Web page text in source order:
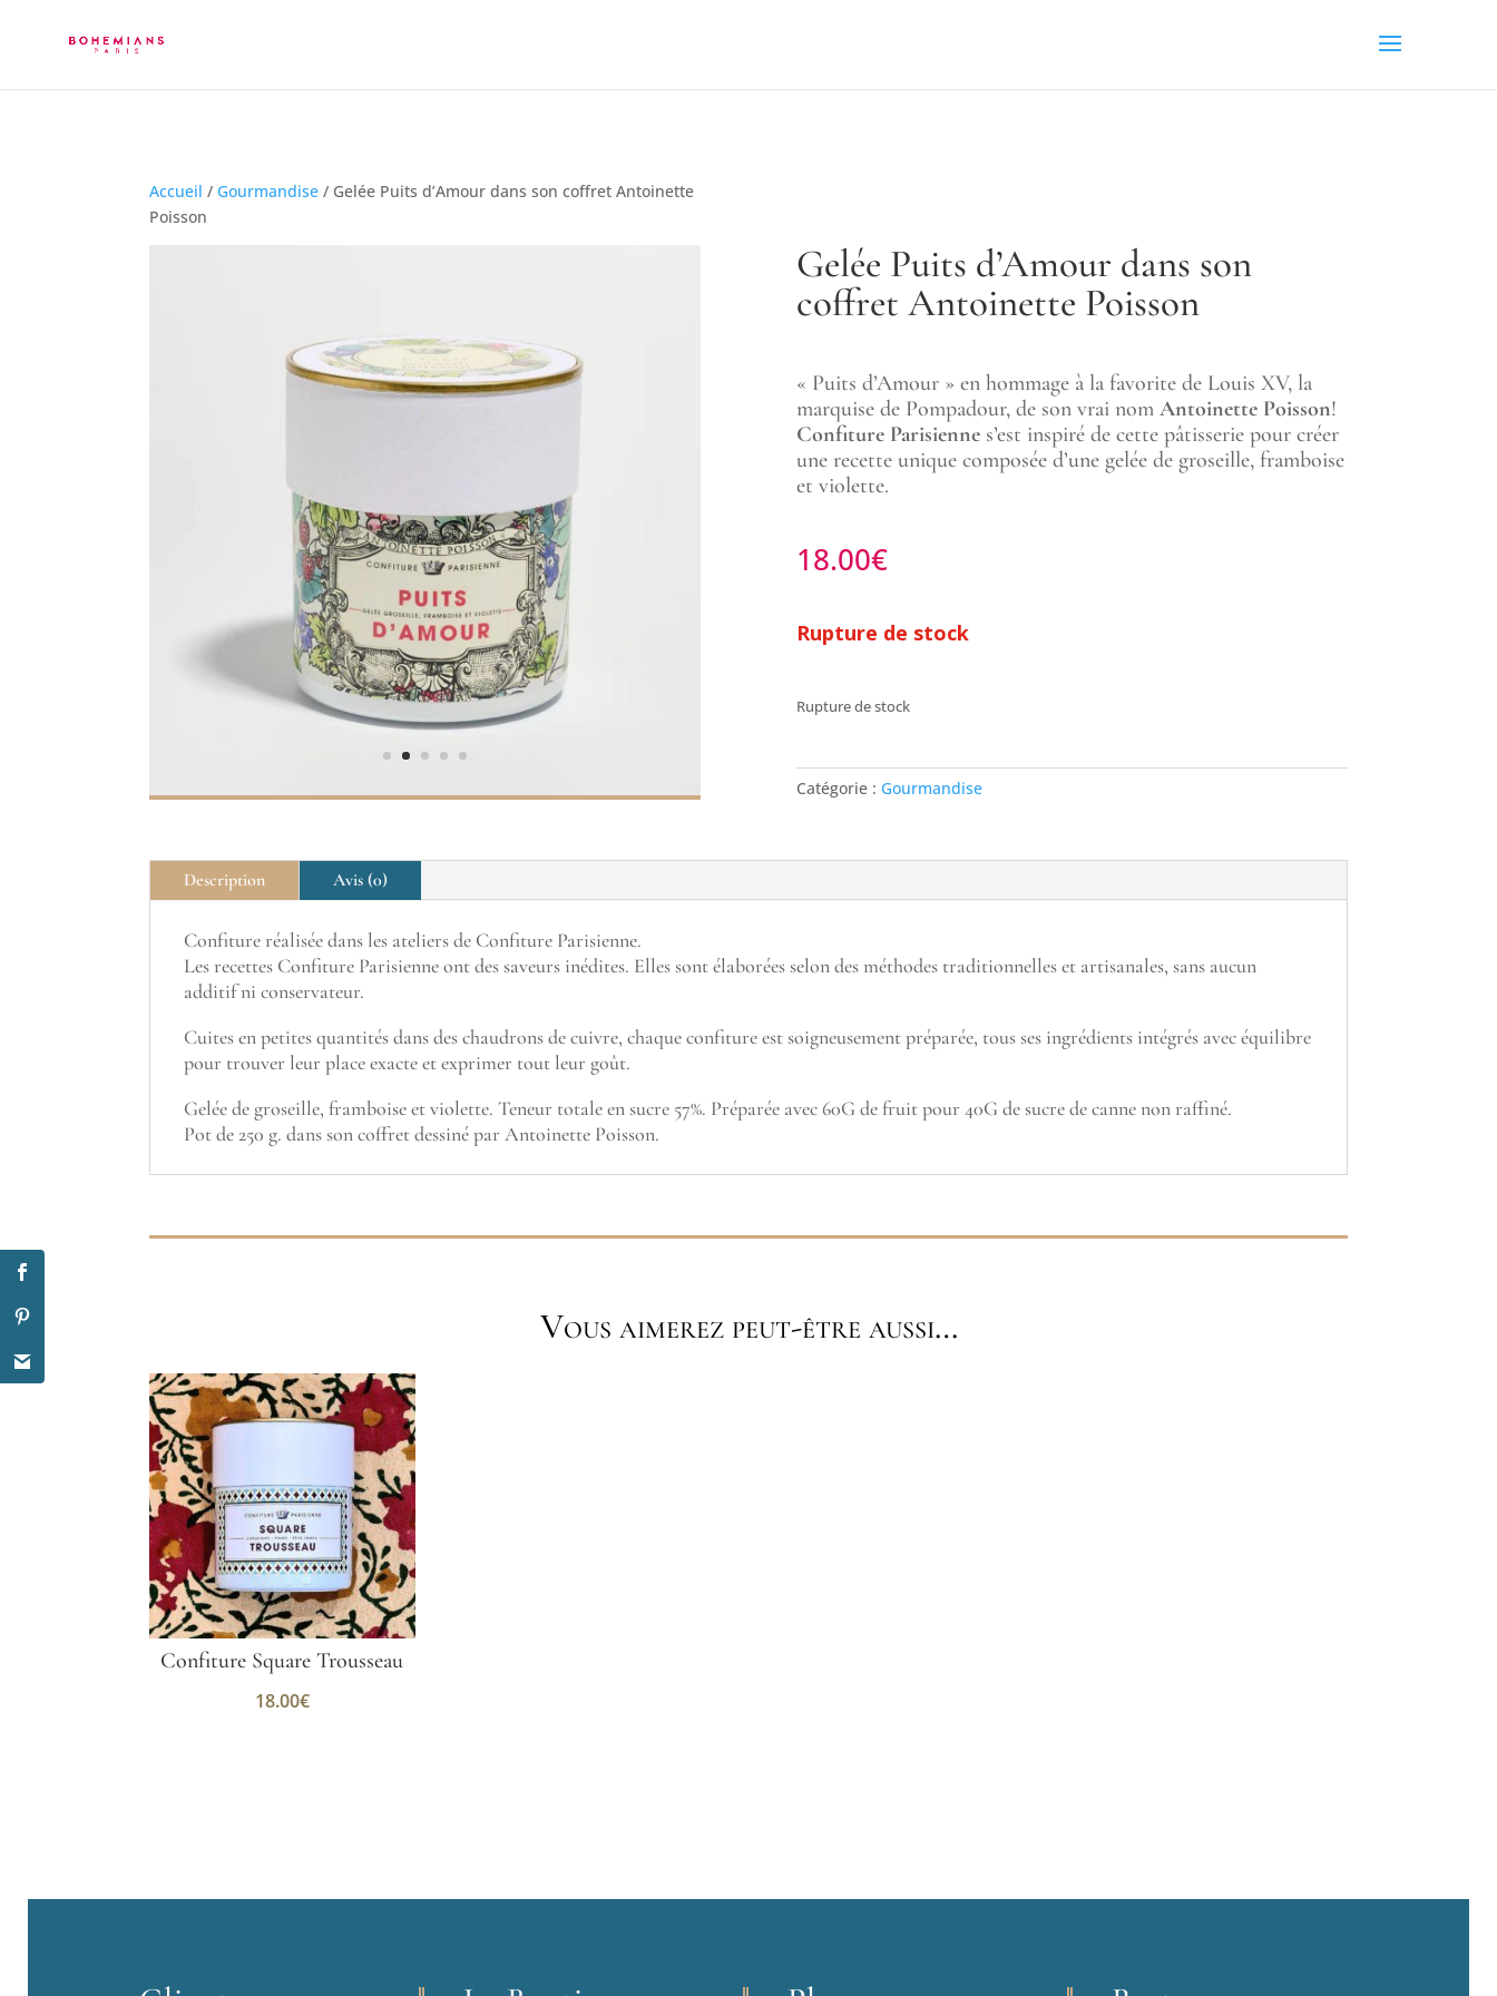
Accueil / Gourmandise / Gelée Puits d’Amour dans son coffret Antoinette
Poisson
Gelée Puits d’Amour dans son
coffret Antoinette Poisson
« Puits d’Amour » en hommage à la favorite de Louis XV, la
marquise de Pompadour, de son vrai nom Antoinette Poisson!
Confiture Parisiennes’est inspiré de cette pâtisserie pour créer
une recette unique composée d’une gelée de groseille, framboise
et violette.
18.00€
Rupture de stock
Rupture de stock
Catégorie : Gourmandise
Description Avis (0)
Confiture réalisée dans les ateliers de Confiture Parisienne.
Les recettes Confiture Parisienne ont des saveurs inédites. Elles sont élaborées selon des méthodes traditionnelles et artisanales, sans aucun
additif ni conservateur.
Cuites en petites quantités dans des chaudrons de cuivre, chaque confiture est soigneusement préparée, tous ses ingrédients intégrés avec équilibre
pour trouver leur place exacte et exprimer tout leur goût.
Gelée de groseille, framboise et violette. Teneur totale en sucre 57%. Préparée avec 60G de fruit pour 40G de sucre de canne non raffiné.
Pot de 250 g. dans son coffret dessiné par Antoinette Poisson.
Vous aimerez peut-être aussi…
Confiture Square Trousseau
18.00€